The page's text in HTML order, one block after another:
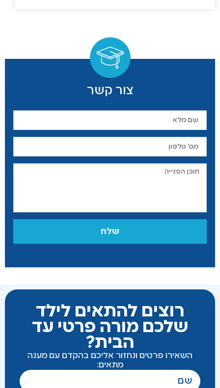
צור קשר
שלח
רוצים להתאים לילד
שלכם מורה פרטי עד
הבית?
השאירו פרטים ונחזור אליכם בהקדם עם מענה
מתאים: